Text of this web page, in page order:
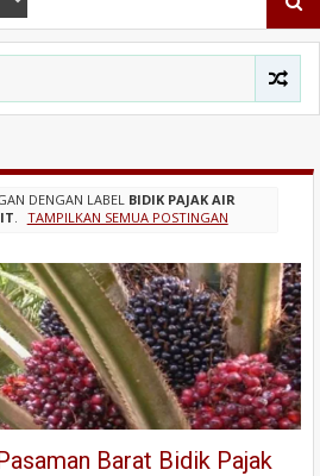
DENGAN LABEL BIDIK PAJAK AIR
. TAMPILKAN SEMUA POSTINGAN
Barat Bidik Pajak